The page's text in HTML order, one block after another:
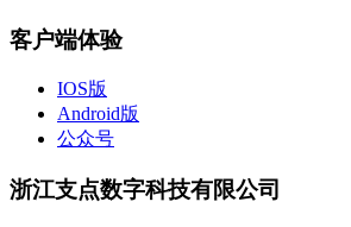
客户端体验
IOS版
Android版
公众号
浙江支点数字科技有限公司